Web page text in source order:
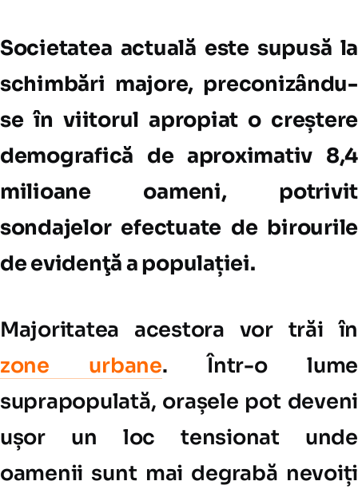
Societatea actuală este supusă la
schimbări majore, preconizându-
se în viitorul apropiat o creștere
demografică de aproximativ 8,4
milioane oameni, potrivit
sondajelor efectuate de birourile
de evidenţă a populației.
Majoritatea acestora vor trăi în
zone urbane. Într-o lume
suprapopulată, orașele pot deveni
ușor un loc tensionat unde
oamenii sunt mai degrabă nevoiți